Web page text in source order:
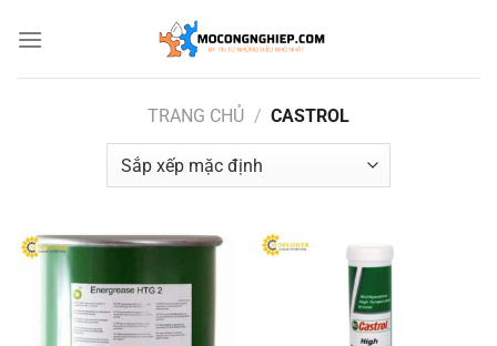
qua
TRANG CHỦ / CASTROL